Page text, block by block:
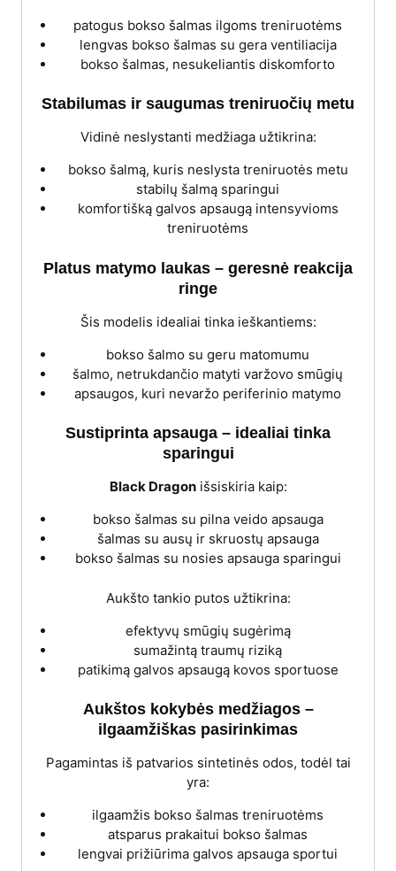
patogus bokso šalmas ilgoms treniruotėms
lengvas bokso šalmas su gera ventiliacija
bokso šalmas, nesukeliantis diskomforto
Stabilumas ir saugumas treniruočių metu
Vidinė neslystanti medžiaga užtikrina:
bokso šalmą, kuris neslysta treniruotės metu
stabilų šalmą sparingui
komfortišką galvos apsaugą intensyvioms
treniruotėms
Platus matymo laukas – geresnė reakcija
ringe
Šis modelis idealiai tinka ieškantiems:
bokso šalmo su geru matomumu
šalmo, netrukdančio matyti varžovo smūgių
apsaugos, kuri nevaržo periferinio matymo
Sustiprinta apsauga – idealiai tinka
sparingui
Black Dragonišsiskiria kaip:
bokso šalmas su pilna veido apsauga
šalmas su ausų ir skruostų apsauga
bokso šalmas su nosies apsauga sparingui
Aukšto tankio putos užtikrina:
efektyvų smūgių sugėrimą
sumažintą traumų riziką
patikimą galvos apsaugą kovos sportuose
Aukštos kokybės medžiagos –
ilgaamžiškas pasirinkimas
Pagamintas iš patvarios sintetinės odos, todėl tai
yra:
ilgaamžis bokso šalmas treniruotėms
atsparus prakaitui bokso šalmas
lengvai prižiūrima galvos apsauga sportui